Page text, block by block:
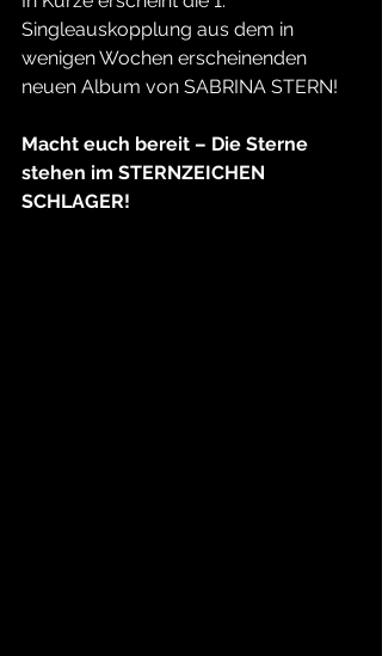
Singleauskopplung aus dem in
wenigen Wochen erscheinenden
neuen Album von SABRINA STERN!
Macht euch bereit – Die Sterne
stehen im STERNZEICHEN
SCHLAGER!